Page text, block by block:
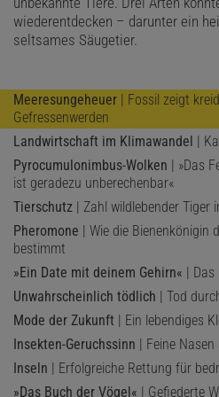
wiederentdecken – darunter ein
seltsames Säugetier.
Meeresungeheuer | Fossil zeigt
Gefressenwerden
Landwirtschaft im Klimawandel |
Pyrocumulonimbus-Wolken | »Das
ist geradezu unberechenbar«
Tierschutz | Zahl wildlebender Tiger
Pheromone | Wie die Bienenkönigin
bestimmt
»Ein Date mit deinem Gehirn« | Das
Unwahrscheinlich tödlich | Tod
Mode der Zukunft | Ein lebendiges
Insekten-Geruchssinn | Feine
Inseln | Erfolgreiche Rettung für
»Das Buch der Vögel« | Gefiederte